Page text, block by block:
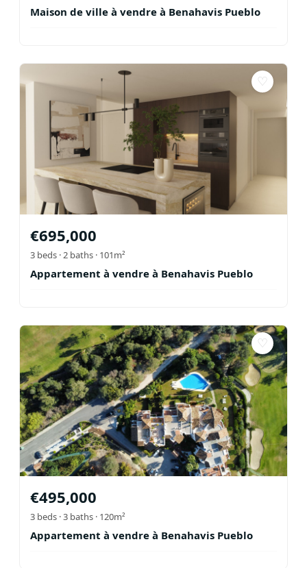
Maison de ville à vendre à Benahavis Pueblo
♡
€695,000
3 beds ·2 baths · 101m²
Appartement à vendre à Benahavis Pueblo
♡
€495,000
3 beds ·3 baths · 120m²
Appartement à vendre à Benahavis Pueblo